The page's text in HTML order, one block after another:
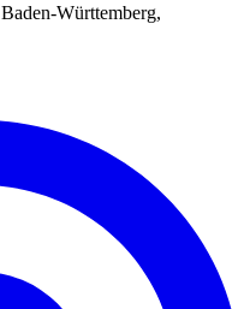
Baden-Württemberg,